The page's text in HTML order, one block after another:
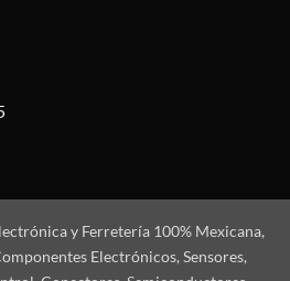
y Ferretería 100% Mexicana,
Electrónicos, Sensores,